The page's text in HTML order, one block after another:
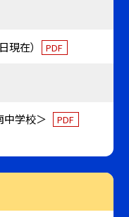
現在） PDF
中学校＞ PDF